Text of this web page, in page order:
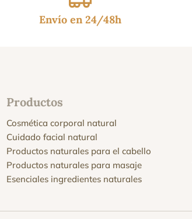
Envío en 24/48h
Productos
Cosmética corporal natural
Cuidado facial natural
Productos naturales para el cabello
Productos naturales para masaje
Esenciales ingredientes naturales